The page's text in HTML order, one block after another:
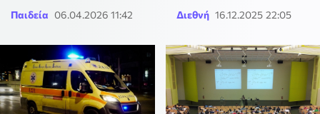
Παιδεία 06.04.2026 11:42 Διεθνή 16.12.2025 22:05